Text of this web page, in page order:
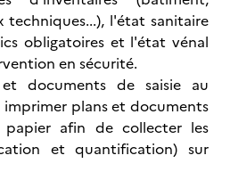
techniques...), l'état sanitaire
obligatoires et l'état vénal
en sécurité.
documents de saisie au
plans et documents
afin de collecter les
et quantification) sur